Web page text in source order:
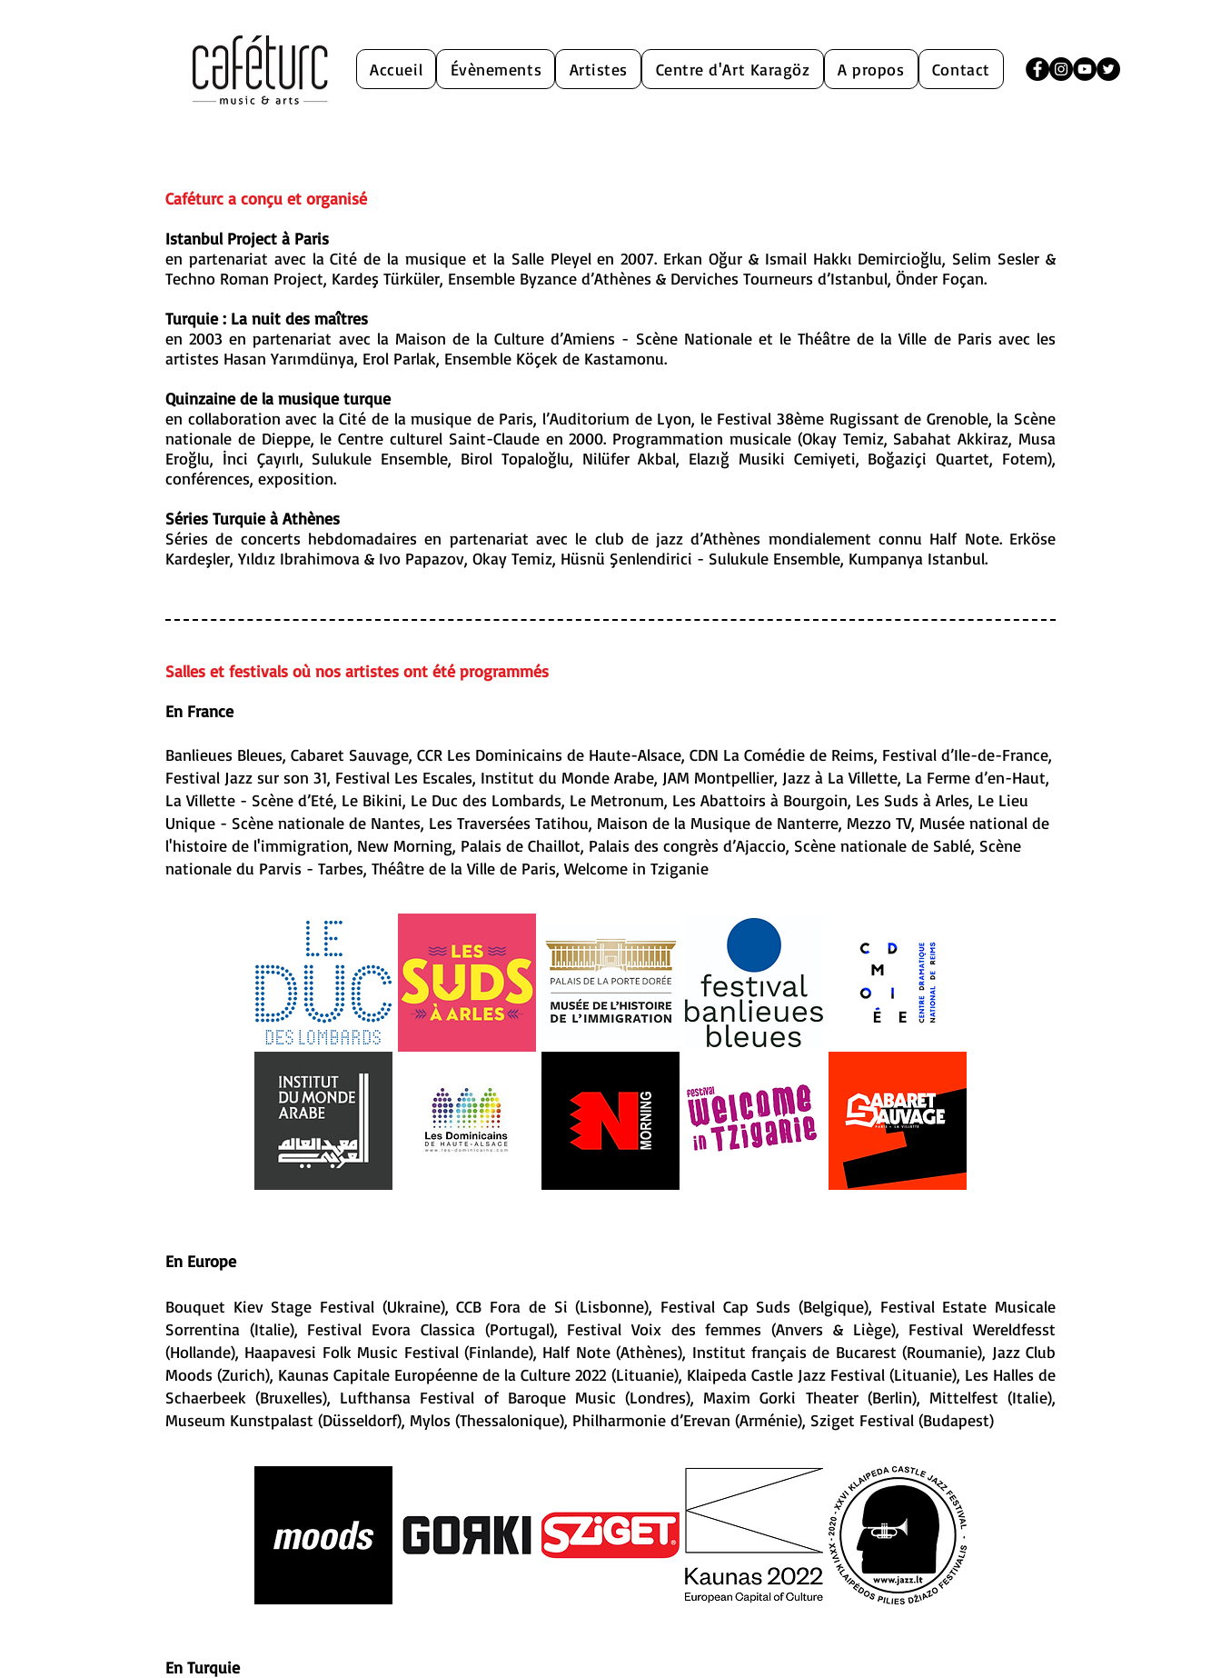
Caféturc a conçu et organisé
Istanbul Project à Paris
en partenariat avec la Cité de la musique et la Salle Pleyel en 2007. Erkan Oğur & Ismail Hakkı Demircioğlu, Selim Sesler &
Techno Roman Project, Kardeş Türküler, Ensemble Byzance d’Athènes & Derviches Tourneurs d’Istanbul, Önder Foçan.
Turquie : La nuit des maîtres
en 2003 en partenariat avec la Maison de la Culture d’Amiens - Scène Nationale et le Théâtre de la Ville de Paris avec les
artistes Hasan Yarımdünya, Erol Parlak, Ensemble Köçek de Kastamonu.
Quinzaine de la musique turque
en collaboration avec la Cité de la musique de Paris, l’Auditorium de Lyon, le Festival 38ème Rugissant de Grenoble, la Scène
nationale de Dieppe, le Centre culturel Saint-Claude en 2000. Programmation musicale (Okay Temiz, Sabahat Akkiraz, Musa
Eroğlu, İnci Çayırlı, Sulukule Ensemble, Birol Topaloğlu, Nilüfer Akbal, Elazığ Musiki Cemiyeti, Boğaziçi Quartet, Fotem),
conférences, exposition.
Séries Turquie à Athènes
Séries de concerts hebdomadaires en partenariat avec le club de jazz d’Athènes mondialement connu Half Note. Erköse
Kardeşler, Yıldız Ibrahimova & Ivo Papazov, Okay Temiz, Hüsnü Şenlendirici - Sulukule Ensemble, Kumpanya Istanbul.
Salles et festivals où nos artistes ont été programmés
En France
Banlieues Bleues, Cabaret Sauvage, CCR Les Dominicains de Haute-Alsace, CDN La Comédie de Reims, Festival d’Ile-de-France,
Festival Jazz sur son 31, Festival Les Escales, Institut du Monde Arabe, JAM Montpellier, Jazz à La Villette, La Ferme d’en-Haut,
La Villette - Scène d’Eté, Le Bikini, Le Duc des Lombards, Le Metronum, Les Abattoirs à Bourgoin, Les Suds à Arles, Le Lieu
Unique - Scène nationale de Nantes, Les Traversées Tatihou, Maison de la Musique de Nanterre, Mezzo TV, Musée national de
l'histoire de l'immigration, New Morning, Palais de Chaillot, Palais des congrès d’Ajaccio, Scène nationale de Sablé, Scène
nationale du Parvis - Tarbes, Théâtre de la Ville de Paris, Welcome in Tziganie
En Europe
Bouquet Kiev Stage Festival (Ukraine), CCB Fora de Si (Lisbonne), Festival Cap Suds (Belgique), Festival Estate Musicale
Sorrentina (Italie), Festival Evora Classica (Portugal), Festival Voix des femmes (Anvers & Liège), Festival Wereldfesst
(Hollande), Haapavesi Folk Music Festival (Finlande), Half Note (Athènes), Institut français de Bucarest (Roumanie), Jazz Club
Moods (Zurich), Kaunas Capitale Européenne de la Culture 2022 (Lituanie), Klaipeda Castle Jazz Festival (Lituanie), Les Halles de
Schaerbeek (Bruxelles), Lufthansa Festival of Baroque Music (Londres), Maxim Gorki Theater (Berlin), Mittelfest (Italie),
Museum Kunstpalast (Düsseldorf), Mylos (Thessalonique), Philharmonie d’Erevan (Arménie), Sziget Festival (Budapest)
En Turquie
Accueil Évènements Artistes Centre d'Art Karagöz A propos Contact